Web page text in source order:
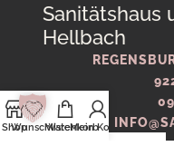
Sanitätshaus
Hellbach
Shop
WunschlisteWarenkorb
Mein Konto